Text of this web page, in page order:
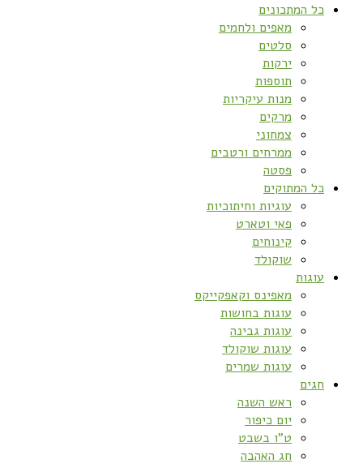
כל המתכונים
מאפים ולחמים
סלטים
ירקות
תוספות
מנות עיקריות
מרקים
צמחוני
ממרחים ורטבים
פסטה
כל המתוקים
עוגיות וחיתוכיות
פאי וטארט
קינוחים
שוקולד
עוגות
מאפינס וקאפקייקס
עוגות בחושות
עוגות גבינה
עוגות שוקולד
עוגות שמרים
חגים
ראש השנה
יום כיפור
ט”ו בשבט
חג האהבה